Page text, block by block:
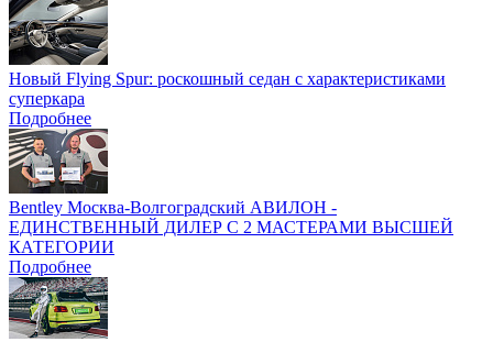
Новый Flying Spur: роскошный седан с характеристиками
суперкара
Подробнее
Bentley Москва-Волгоградский АВИЛОН -
ЕДИНСТВЕННЫЙ ДИЛЕР С 2 МАСТЕРАМИ ВЫСШЕЙ
КАТЕГОРИИ
Подробнее